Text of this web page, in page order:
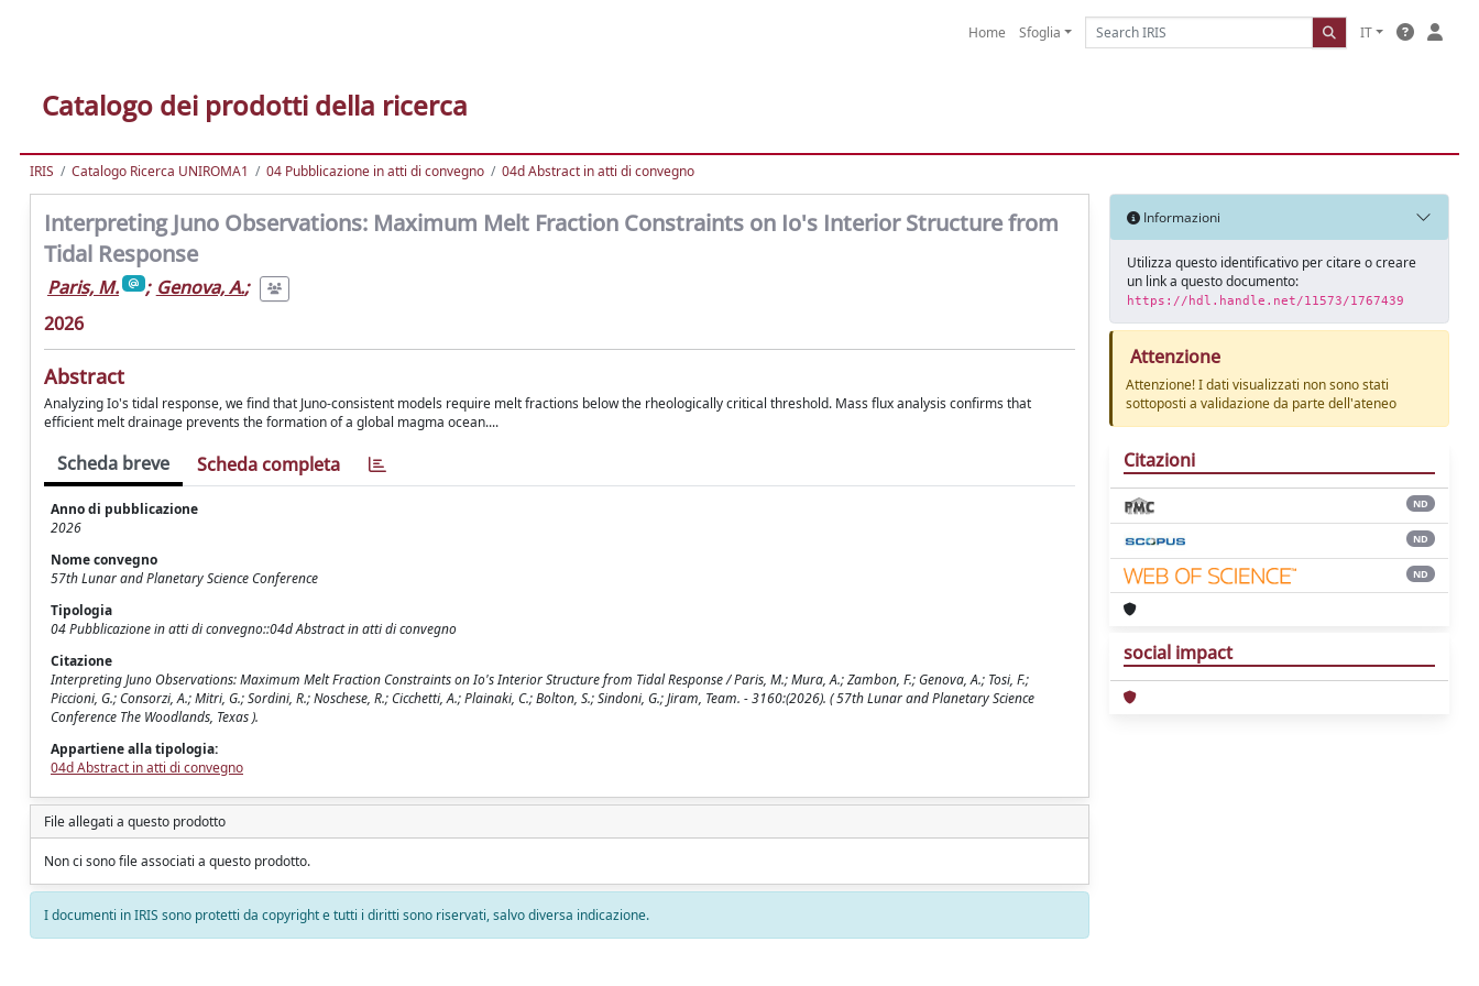
Home Sfoglia IT
Catalogo dei prodotti della ricerca
IRIS Catalogo Ricerca UNIROMA1 04 Pubblicazione in atti di convegno 04d Abstract in atti di convegno
Interpreting Juno Observations: Maximum Melt Fraction Constraints on Io's Interior Structure from
Tidal Response
Paris, M. ; Genova, A.;
2026
Abstract
Analyzing Io's tidal response, we find that Juno-consistent models require melt fractions below the rheologically critical threshold. Mass flux analysis confirms that
efficient melt drainage prevents the formation of a global magma ocean....
Scheda breve Scheda completa
Anno di pubblicazione
2026
Nome convegno
57th Lunar and Planetary Science Conference
Tipologia
04 Pubblicazione in atti di convegno::04d Abstract in atti di convegno
Citazione
Interpreting Juno Observations: Maximum Melt Fraction Constraints on Io's Interior Structure from Tidal Response / Paris, M.; Mura, A.; Zambon, F.; Genova, A.; Tosi, F.;
Piccioni, G.; Consorzi, A.; Mitri, G.; Sordini, R.; Noschese, R.; Cicchetti, A.; Plainaki, C.; Bolton, S.; Sindoni, G.; Jiram, Team. - 3160:(2026). ( 57th Lunar and Planetary Science
Conference The Woodlands, Texas ).
Appartiene alla tipologia:
04d Abstract in atti di convegno
File allegati a questo prodotto
Non ci sono file associati a questo prodotto.
I documenti in IRIS sono protetti da copyright e tutti i diritti sono riservati, salvo diversa indicazione.
Informazioni
Utilizza questo identificativo per citare o creare
un link a questo documento:
https://hdl.handle.net/11573/1767439
Attenzione
Attenzione! I dati visualizzati non sono stati
sottoposti a validazione da parte dell'ateneo
Citazioni
ND
ND
ND
social impact